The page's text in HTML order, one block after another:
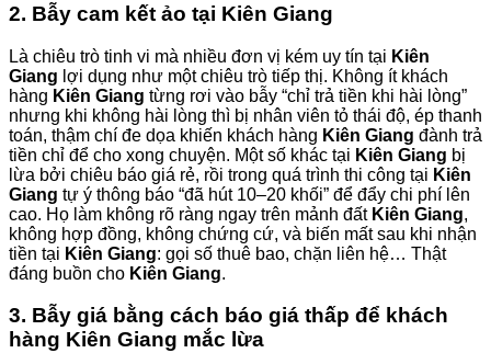
2. Bẫy cam kết ảo tại Kiên Giang
Là chiêu trò tinh vi mà nhiều đơn vị kém uy tín tại Kiên
Giang lợi dụng như một chiêu trò tiếp thị. Không ít khách
hàng Kiên Giang từng rơi vào bẫy “chỉ trả tiền khi hài lòng”
nhưng khi không hài lòng thì bị nhân viên tỏ thái độ, ép thanh
toán, thậm chí đe dọa khiến khách hàng Kiên Giang đành trả
tiền chỉ để cho xong chuyện. Một số khác tại Kiên Giang bị
lừa bởi chiêu báo giá rẻ, rồi trong quá trình thi công tại Kiên
Giang tự ý thông báo “đã hút 10–20 khối” để đẩy chi phí lên
cao. Họ làm không rõ ràng ngay trên mảnh đất Kiên Giang,
không hợp đồng, không chứng cứ, và biến mất sau khi nhận
tiền tại Kiên Giang: gọi số thuê bao, chặn liên hệ… Thật
đáng buồn cho Kiên Giang.
3. Bẫy giá bằng cách báo giá thấp để khách
hàng Kiên Giang mắc lừa